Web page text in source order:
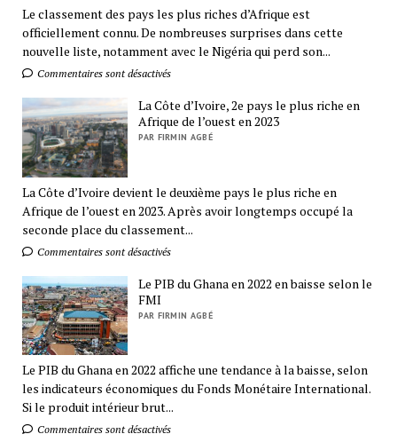
Le classement des pays les plus riches d’Afrique est
officiellement connu. De nombreuses surprises dans cette
nouvelle liste, notamment avec le Nigéria qui perd son...
Commentaires sont désactivés
La Côte d’Ivoire, 2e pays le plus riche en
Afrique de l’ouest en 2023
PAR FIRMIN AGBÉ
La Côte d’Ivoire devient le deuxième pays le plus riche en
Afrique de l’ouest en 2023. Après avoir longtemps occupé la
seconde place du classement...
Commentaires sont désactivés
Le PIB du Ghana en 2022 en baisse selon le
FMI
PAR FIRMIN AGBÉ
Le PIB du Ghana en 2022 affiche une tendance à la baisse, selon
les indicateurs économiques du Fonds Monétaire International.
Si le produit intérieur brut...
Commentaires sont désactivés